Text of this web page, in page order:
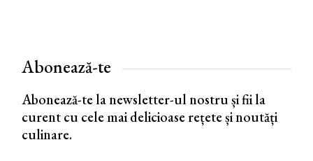
Abonează-te
Abonează-te la newsletter-ul nostru și fii la
curent cu cele mai delicioase rețete și noutăți
culinare.